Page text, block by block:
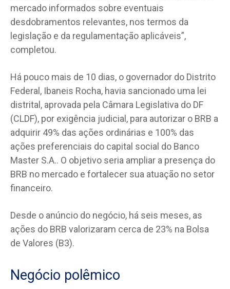
mercado informados sobre eventuais
desdobramentos relevantes, nos termos da
legislação e da regulamentação aplicáveis”,
completou.
Há pouco mais de 10 dias, o governador do Distrito
Federal, Ibaneis Rocha, havia sancionado uma lei
distrital, aprovada pela Câmara Legislativa do DF
(CLDF), por exigência judicial, para autorizar o BRB a
adquirir 49% das ações ordinárias e 100% das
ações preferenciais do capital social do Banco
Master S.A.. O objetivo seria ampliar a presença do
BRB no mercado e fortalecer sua atuação no setor
financeiro.
Desde o anúncio do negócio, há seis meses, as
ações do BRB valorizaram cerca de 23% na Bolsa
de Valores (B3).
Negócio polêmico